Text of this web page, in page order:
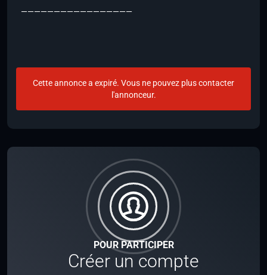
POUR PARTICIPER
Créer un compte
—————————————————
Cette annonce a expiré. Vous ne pouvez plus contacter
l'annonceur.